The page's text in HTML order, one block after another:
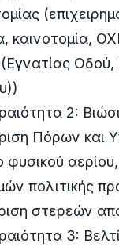
καινοτομία,
Οδού,
2:
Πόρων και
φυσικού
πολιτικής
στερεών
3: